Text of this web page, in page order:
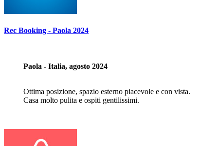
Rec Booking - Paola 2024
Paola - Italia, agosto 2024
Ottima posizione, spazio esterno piacevole e con vista.
Casa molto pulita e ospiti gentilissimi.